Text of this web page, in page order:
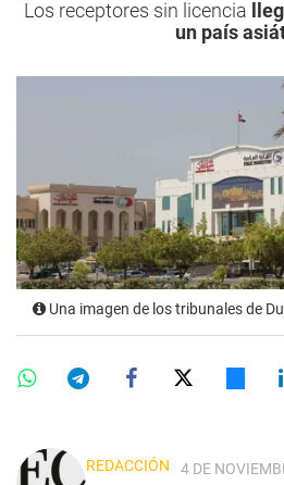
Los receptores sin licencia
un país
Una imagen de los tribunales de
REDACCIÓN 4 DE